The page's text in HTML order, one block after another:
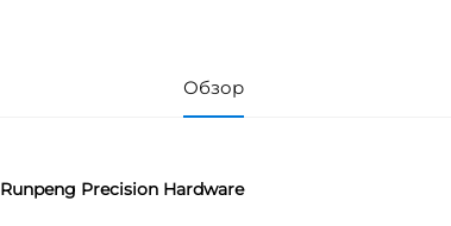
Обзор
Runpeng Precision Hardware